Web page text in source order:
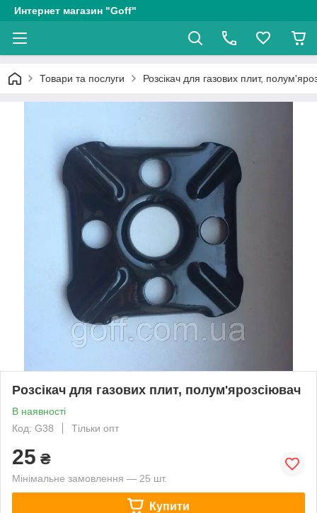
Интернет магазин "Goff"
Товари та послуги Розсікач для газових плит,
Розсікач для газових плит, полум'ярозсіювач
В наявності
Код: G38
Тільки опт
25 ₴
Мінімальне замовлення — 25 шт.
Купити